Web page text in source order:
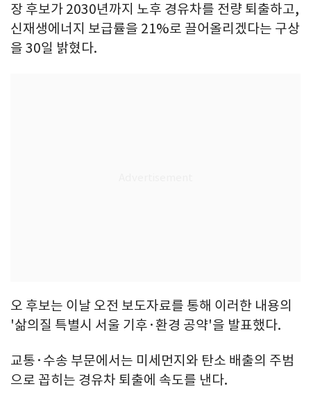
장 후보가 2030년까지 노후 경유차를 전량 퇴출하고,
신재생에너지 보급률을 21%로 끌어올리겠다는 구상
을 30일 밝혔다.
오 후보는 이날 오전 보도자료를 통해 이러한 내용의
'삶의질 특별시 서울 기후·환경 공약'을 발표했다.
교통·수송 부문에서는 미세먼지와 탄소 배출의 주범
으로 꼽히는 경유차 퇴출에 속도를 낸다.